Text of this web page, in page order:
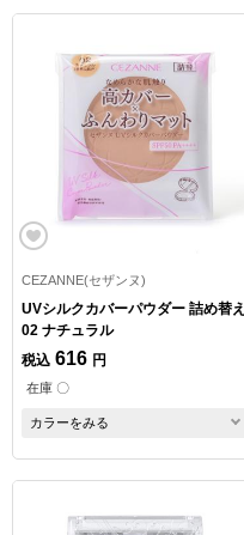
CEZANNE(セザンヌ)
UVシルクカバーパウダー 詰め替え
02 ナチュラル
税込 616 円
在庫 〇
カラーをみる